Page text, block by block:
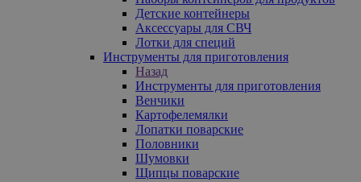
Детские контейнеры
Аксессуары для СВЧ
Лотки для специй
Инструменты для приготовления
Назад
Инструменты для приготовления
Венчики
Картофелемялки
Лопатки поварские
Половники
Шумовки
Щипцы поварские